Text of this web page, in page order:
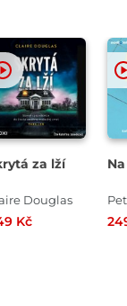
za lží
Douglas
Kč